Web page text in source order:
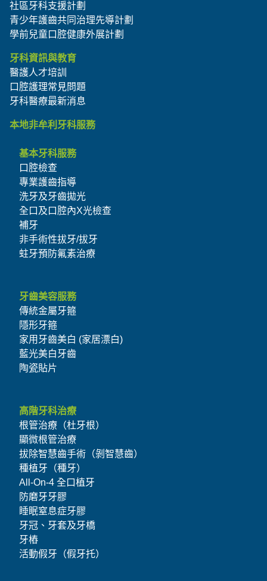
社區牙科支援計劃
青少年護齒共同治理先導計劃
學前兒童口腔健康外展計劃
牙科資訊與教育
醫護人才培訓
口腔護理常見問題
牙科醫療最新消息
本地非牟利牙科服務
基本牙科服務
口腔檢查
專業護齒指導
洗牙及牙齒拋光
全口及口腔內X光檢查
補牙
非手術性拔牙/拔牙
蛀牙預防氟素治療
牙齒美容服務
傳統金屬牙箍
隱形牙箍
家用牙齒美白 (家居漂白)
藍光美白牙齒
陶瓷貼片
高階牙科治療
根管治療（杜牙根）
顯微根管治療
拔除智慧齒手術（剝智慧齒）
種植牙（種牙）
All-On-4 全口植牙
防磨牙牙膠
睡眠窒息症牙膠
牙冠、牙套及牙橋
牙樁
活動假牙（假牙托）